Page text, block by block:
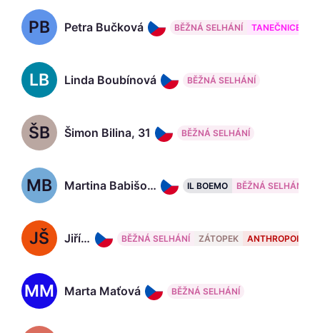
PB Petra Bučková BĚŽNÁ SELHÁNÍ TANEČNICE
LB Linda Boubínová BĚŽNÁ SELHÁNÍ
ŠB Šimon Bilina, 31 BĚŽNÁ SELHÁNÍ
MB Martina Babišová, 33 IL BOEMO BĚŽNÁ SELHÁNÍ
JŠ Jiří Šimek BĚŽNÁ SELHÁNÍ ZÁTOPEK ANTHROPOID
MM Marta Maťová BĚŽNÁ SELHÁNÍ